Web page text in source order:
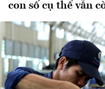
con số cụ thể vẫn